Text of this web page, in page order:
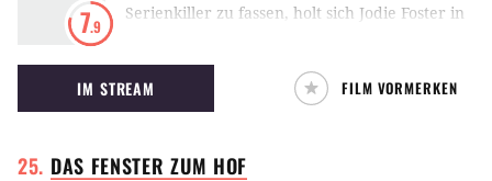
7.9
Serienkiller zu fassen, holt sich Jodie Foster in
berüchtigten Hannibal Lecter.
IM STREAM FILM VORMERKEN
DAS FENSTER ZUM HOF